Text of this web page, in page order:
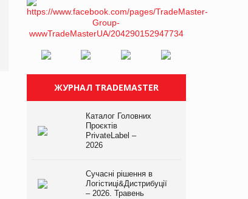
EVA.UA запустила
кампанію «Хто б знав» про
асортимент, якого покупці
платформі
Kraft Heinz скоротила
збиток у першому півріччі
ЖУРНАЛ TRADEMASTER
Каталог Головних
Проєктів
PrivateLabel –
2026
Сучасні рішення в
Логістиці&Дистрибуції
– 2026. Травень